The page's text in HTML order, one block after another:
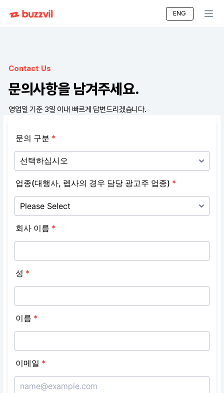
ENG
Contact Us
문의사항을 남겨주세요.